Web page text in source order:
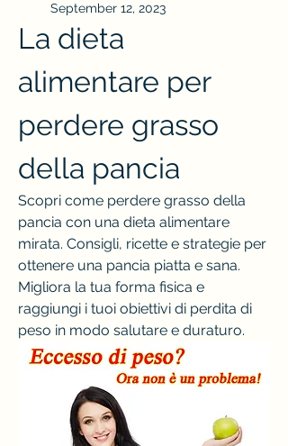
September 12, 2023
La dieta
alimentare per
perdere grasso
della pancia
Scopri come perdere grasso della
pancia con una dieta alimentare
mirata. Consigli, ricette e strategie per
ottenere una pancia piatta e sana.
Migliora la tua forma fisica e
raggiungi i tuoi obiettivi di perdita di
peso in modo salutare e duraturo.